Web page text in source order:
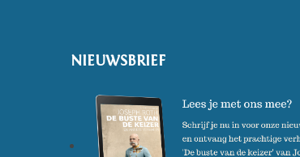
NIEUWSBRIEF